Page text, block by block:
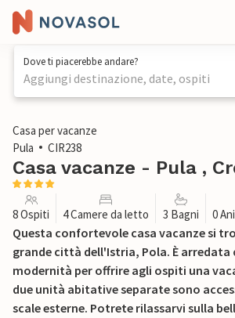
Dove ti piacerebbe andare?
Aggiungi destinazione, date, ospiti
1 / 31
Casa per vacanze
Pula
CIR238
Casa vacanze - Pula ,
8 Ospiti 4 Camere da letto 3 Bagni 0
Questa confortevole casa vacanze si
grande città dell'Istria, Pola. È arredata
modernità per offrire agli ospiti una
due unità abitative separate sono
scale esterne. Potrete rilassarvi sulla